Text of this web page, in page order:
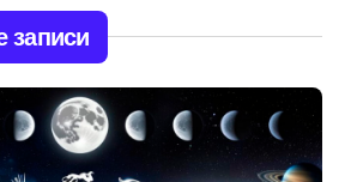
записи